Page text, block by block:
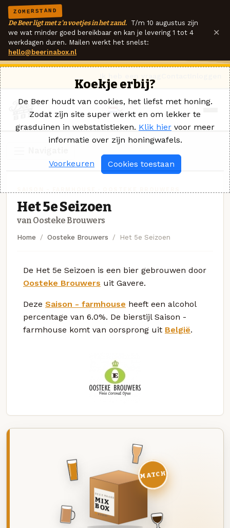
ZOMERSTAND
De Beer ligt met z'n voetjes in het zand. T/m 10 augustus zijn
we wat minder goed bereikbaar en kan je levering 1 tot 4
werkdagen duren. Mailen werkt het snelst:
hello@beerinabox.nl
×
Het 5e Seizoen
van Oosteke Brouwers
Home Oosteke Brouwers Het 5e Seizoen
De Het 5e Seizoen is een bier gebrouwen door
Oosteke Brouwers uit Gavere.
Deze Saison - farmhouse heeft een alcohol
percentage van 6.0%. De bierstijl Saison -
farmhouse komt van oorsprong uit België.
DEZE MAAND
MIX
BOX
8 BIEREN
MATCH
Koekje erbij?
De Beer houdt van cookies, het liefst met honing.
Zodat zijn site super werkt en om lekker te
grasduinen in webstatistieken. Klik hier voor meer
informatie over zijn honingwafels.
Voorkeuren Cookies toestaan